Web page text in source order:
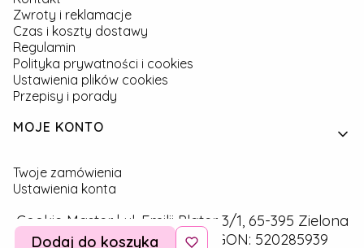
Zwroty i reklamacje
Czas i koszty dostawy
Regulamin
Polityka prywatności i cookies
Ustawienia plików cookies
Przepisy i porady
MOJE KONTO
Twoje zamówienia
Ustawienia konta
Cookie Master | ul. Emilii Plater 3/1, 65-395 Zielona
Góra | NIP: 9291757160 | REGON: 520285939
Dodaj do koszyka